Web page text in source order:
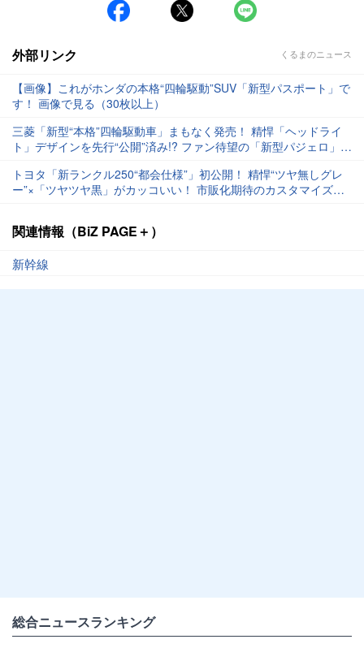
外部リンク くるまのニュース
【画像】これがホンダの本格“四輪駆動”SUV「新型パスポート」で
す！ 画像で見る（30枚以上）
三菱「新型“本格”四輪駆動車」まもなく発売！ 精悍「ヘッドライ
ト」デザインを先行“公開”済み!? ファン待望の「新型パジェロ」ど
トヨタ「新ランクル250“都会仕様”」初公開！ 精悍“ツヤ無しグレ
ー”×「ツヤツヤ黒」がカッコいい！ 市販化期待のカスタマイズコ
関連情報（BiZ PAGE＋）
新幹線
総合ニュースランキング